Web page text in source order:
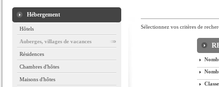
Hébergement
Hôtels
Auberges, villages de vacances
Résidences
Chambres d'hôtes
Maisons d'hôtes
Sélectionnez vos critères de